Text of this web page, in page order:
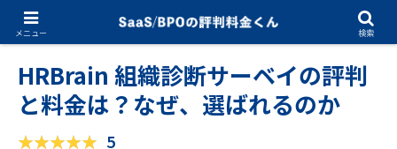
組織サーベイ 12.19.2025
HRBrain 組織診断サーベイの評判
と料金は？なぜ、選ばれるのか
5
メニュー 検索